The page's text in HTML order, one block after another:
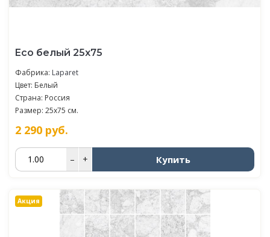
Eco белый 25х75
Фабрика: Laparet
Цвет: Белый
Страна: Россия
Размер: 25x75 см.
2 290 руб.
– + Купить
Акция